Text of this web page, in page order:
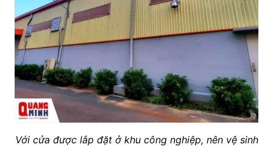
Với cửa được lắp đặt ở khu công nghiệp, nên vệ sinh